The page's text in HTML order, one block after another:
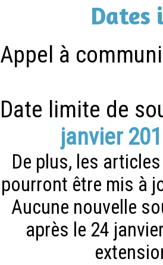
Dates
Appel à
Date limite de
janvier
De plus, les
pourront être mis à
Aucune nouvelle
après le 24